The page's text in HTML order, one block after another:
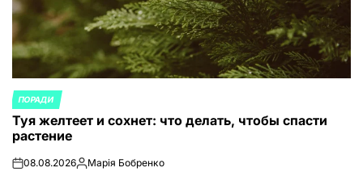
ОПУБЛИКОВАНО
В
ПОРАДИ
Туя желтеет и сохнет: что делать, чтобы спасти
растение
on08.08.2026Запись
Марія Бобренко